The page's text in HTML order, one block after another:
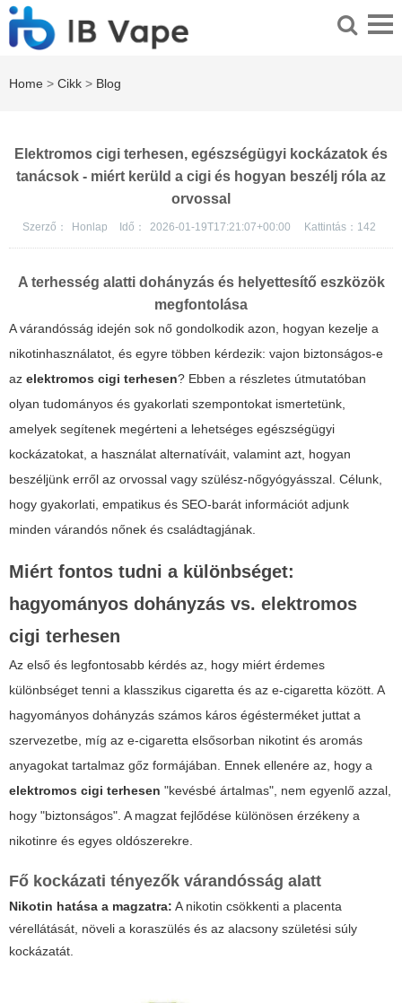
Home > Cikk > Blog
Elektromos cigi terhesen, egészségügyi kockázatok és
tanácsok - miért kerüld a cigi és hogyan beszélj róla az
orvossal
Szerző： Honlap Idő： 2026-01-19T17:21:07+00:00 Kattintás： 142
A terhesség alatti dohányzás és helyettesítő eszközök
megfontolása
A várandósság idején sok nő gondolkodik azon, hogyan kezelje a
nikotinhasználatot, és egyre többen kérdezik: vajon biztonságos-e
az elektromos cigi terhesen? Ebben a részletes útmutatóban
olyan tudományos és gyakorlati szempontokat ismertetünk,
amelyek segítenek megérteni a lehetséges egészségügyi
kockázatokat, a használat alternatíváit, valamint azt, hogyan
beszéljünk erről az orvossal vagy szülész-nőgyógyásszal. Célunk,
hogy gyakorlati, empatikus és SEO-barát információt adjunk
minden várandós nőnek és családtagjának.
Miért fontos tudni a különbséget:
hagyományos dohányzás vs. elektromos
cigi terhesen
Az első és legfontosabb kérdés az, hogy miért érdemes
különbséget tenni a klasszikus cigaretta és az e-cigaretta között. A
hagyományos dohányzás számos káros égésterméket juttat a
szervezetbe, míg az e-cigaretta elsősorban nikotint és aromás
anyagokat tartalmaz gőz formájában. Ennek ellenére az, hogy a
elektromos cigi terhesen "kevésbé ártalmas", nem egyenlő azzal,
hogy "biztonságos". A magzat fejlődése különösen érzékeny a
nikotinre és egyes oldószerekre.
Fő kockázati tényezők várandósság alatt
Nikotin hatása a magzatra: A nikotin csökkenti a placenta
vérellátását, növeli a koraszülés és az alacsony születési súly
kockázatát.